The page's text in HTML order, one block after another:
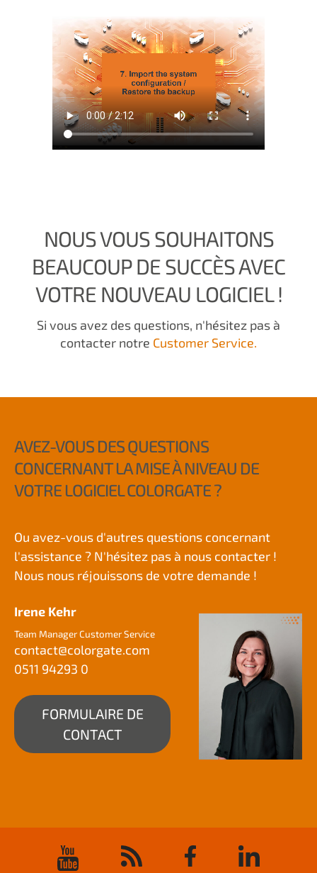
NOUS VOUS SOUHAITONS
BEAUCOUP DE SUCCÈS AVEC
VOTRE NOUVEAU LOGICIEL !
Si vous avez des questions, n'hésitez pas à
contacter notre Customer Service.
AVEZ-VOUS DES QUESTIONS
CONCERNANT LA MISE À NIVEAU DE
VOTRE LOGICIEL COLORGATE ?
Ou avez-vous d'autres questions concernant
l'assistance ? N'hésitez pas à nous contacter !
Nous nous réjouissons de votre demande !
Irene Kehr
Team Manager Customer Service
contact@colorgate.com
0511 94293 0
FORMULAIRE DE
CONTACT